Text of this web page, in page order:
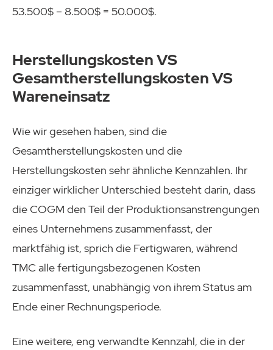
53.500$ – 8.500$ = 50.000$.
Herstellungskosten VS
Gesamtherstellungskosten VS
Wareneinsatz
Wie wir gesehen haben, sind die
Gesamtherstellungskosten und die
Herstellungskosten sehr ähnliche Kennzahlen. Ihr
einziger wirklicher Unterschied besteht darin, dass
die COGM den Teil der Produktionsanstrengungen
eines Unternehmens zusammenfasst, der
marktfähig ist, sprich die Fertigwaren, während
TMC alle fertigungsbezogenen Kosten
zusammenfasst, unabhängig von ihrem Status am
Ende einer Rechnungsperiode.
Eine weitere, eng verwandte Kennzahl, die in der